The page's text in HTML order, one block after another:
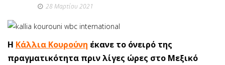
28 Μαρτίου 2021
Η Κάλλια Κουρούνη έκανε το όνειρό της
πραγματικότητα πριν λίγες ώρες στο Μεξικό